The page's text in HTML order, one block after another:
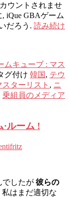
ウントされませ
iQue GBAゲーム
だろう. 読み続け
ムキューブ : マス
グ付け 韓国 , テウ
スターリスト , ニ
乗組員のメディア
·ルーム !
でしたが 彼らの
はまだ適切な